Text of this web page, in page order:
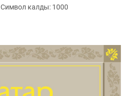
Cимвол калды: 1000